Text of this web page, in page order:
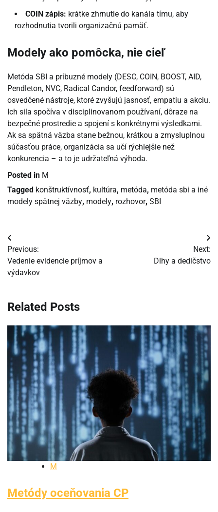
COIN zápis: krátke zhrnutie do kanála tímu, aby
rozhodnutia tvorili organizačnú pamäť.
Modely ako pomôcka, nie cieľ
Metóda SBI a príbuzné modely (DESC, COIN, BOOST, AID,
Pendleton, NVC, Radical Candor, feedforward) sú
osvedčené nástroje, ktoré zvyšujú jasnosť, empatiu a akciu.
Ich sila spočíva v disciplinovanom používaní, dôraze na
bezpečné prostredie a spojení s konkrétnymi výsledkami.
Ak sa spätná väzba stane bežnou, krátkou a zmysluplnou
súčasťou práce, organizácia sa učí rýchlejšie než
konkurencia – a to je udržateľná výhoda.
Posted in M
Tagged konštruktívnosť, kultúra, metóda, metóda sbi a iné
modely spätnej väzby, modely, rozhovor, SBI
Navigácia
v
článku
Previous:
Vedenie evidencie príjmov a
výdavkov
Next:
Dlhy a dedičstvo
Related Posts
M
Metódy oceňovania CP